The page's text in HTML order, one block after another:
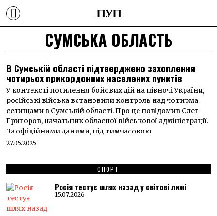
ПУП
СУМСЬКА ОБЛАСТЬ
В Сумській області підтверджено захоплення
чотирьох прикордонних населених пунктів
У контексті посилення бойових дій на півночі України,
російські війська встановили контроль над чотирма
селищами в Сумській області. Про це повідомив Олег
Григоров, начальник обласної військової адміністрації.
За офіційними даними, під тимчасовою
27.05.2025
СПОРТ
Росія тестує шлях назад у світові лижі
15.07.2026